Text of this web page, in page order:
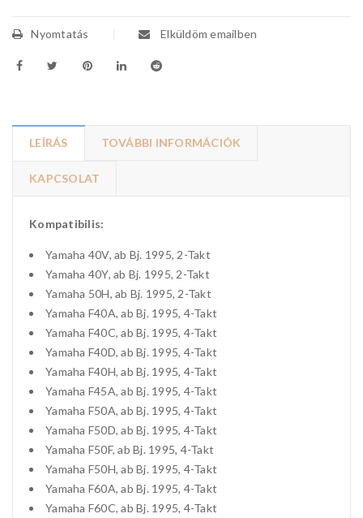
Nyomtatás Elküldöm emailben
LEÍRÁS TOVÁBBI INFORMÁCIÓK
KAPCSOLAT
Kompatibilis:
Yamaha 40V, ab Bj. 1995, 2-Takt
Yamaha 40Y, ab Bj. 1995, 2-Takt
Yamaha 50H, ab Bj. 1995, 2-Takt
Yamaha F40A, ab Bj. 1995, 4-Takt
Yamaha F40C, ab Bj. 1995, 4-Takt
Yamaha F40D, ab Bj. 1995, 4-Takt
Yamaha F40H, ab Bj. 1995, 4-Takt
Yamaha F45A, ab Bj. 1995, 4-Takt
Yamaha F50A, ab Bj. 1995, 4-Takt
Yamaha F50D, ab Bj. 1995, 4-Takt
Yamaha F50F, ab Bj. 1995, 4-Takt
Yamaha F50H, ab Bj. 1995, 4-Takt
Yamaha F60A, ab Bj. 1995, 4-Takt
Yamaha F60C, ab Bj. 1995, 4-Takt